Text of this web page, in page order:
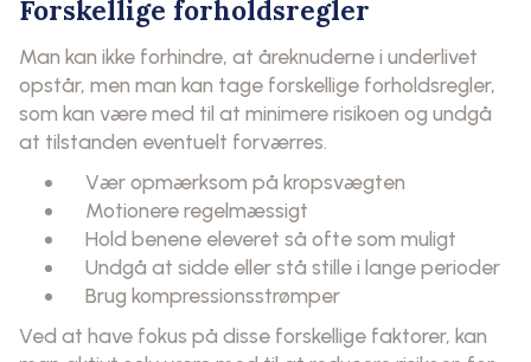
Forskellige forholdsregler
Man kan ikke forhindre, at åreknuderne i underlivet
opstår, men man kan tage forskellige forholdsregler,
som kan være med til at minimere risikoen og undgå
at tilstanden eventuelt forværres.
Vær opmærksom på kropsvægten
Motionere regelmæssigt
Hold benene eleveret så ofte som muligt
Undgå at sidde eller stå stille i lange perioder
Brug kompressionsstrømper
Ved at have fokus på disse forskellige faktorer, kan